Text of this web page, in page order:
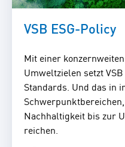
VSB ESG-Policy
Mit einer
Umweltzielen setzt
Standards. Und das in
Nachhaltigkeit bis zur
reichen.